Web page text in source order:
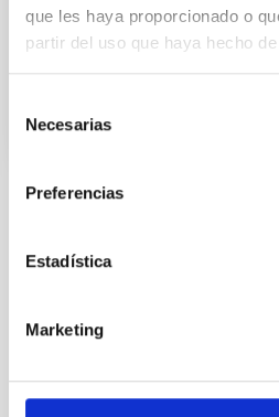
que les haya proporcionado o
partir del uso que haya hecho
Necesarias
Preferencias
Estadística
Marketing
categoría profesional de
General, acogido a Convenio y
Desde el IAC
estamos
con